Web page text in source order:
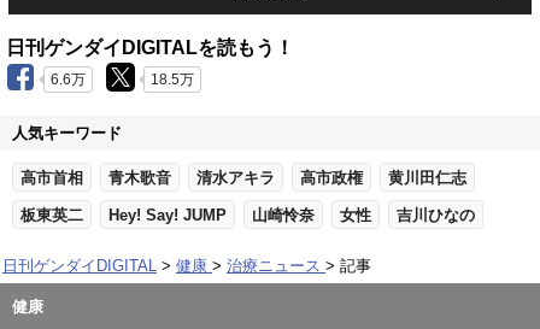
日刊ゲンダイDIGITALを読もう！
6.6万 18.5万
人気キーワード
高市首相 青木歌音 清水アキラ 高市政権 黄川田仁志
板東英二 Hey! Say! JUMP 山崎怜奈 女性 吉川ひなの
日刊ゲンダイDIGITAL 健康 治療ニュース 記事
健康